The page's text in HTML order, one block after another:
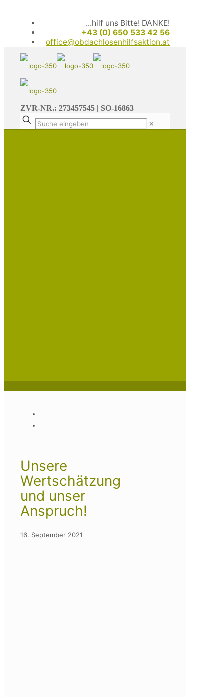
...hilf uns Bitte! DANKE!
+43 (0) 650 533 42 56
office@obdachlosenhilfsaktion.at
ZVR-NR.: 273457545 | SO-16863
✕
Unsere
Wertschätzung
und unser
Anspruch!
16. September 2021